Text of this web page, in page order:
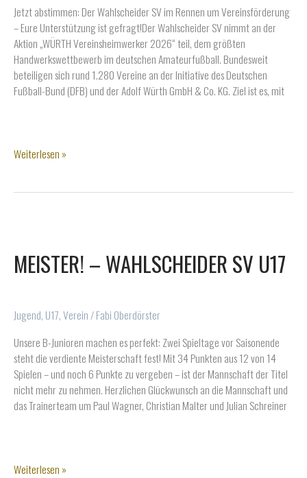
Jetzt abstimmen: Der Wahlscheider SV im Rennen um Vereinsförderung
– Eure Unterstützung ist gefragt!Der Wahlscheider SV nimmt an der
Aktion „WÜRTH Vereinsheimwerker 2026“ teil, dem größten
Handwerkswettbewerb im deutschen Amateurfußball. Bundesweit
beteiligen sich rund 1.280 Vereine an der Initiative des Deutschen
Fußball-Bund (DFB) und der Adolf Würth GmbH & Co. KG. Ziel ist es, mit
Jetzt
Weiterlesen »
MEISTER! – WAHLSCHEIDER SV U17
Jugend, U17,Verein /Fabi Oberdörster
Unsere B-Junioren machen es perfekt: Zwei Spieltage vor Saisonende
steht die verdiente Meisterschaft fest! Mit 34 Punkten aus 12 von 14
Spielen – und noch 6 Punkte zu vergeben – ist der Mannschaft der Titel
nicht mehr zu nehmen. Herzlichen Glückwunsch an die Mannschaft und
das Trainerteam um Paul Wagner, Christian Malter und Julian Schreiner
Meister!
Weiterlesen »